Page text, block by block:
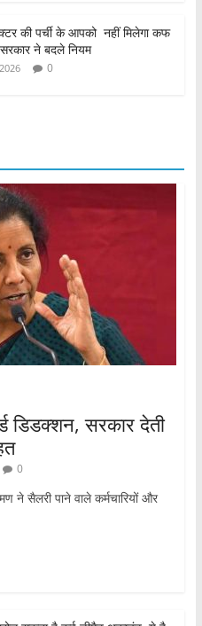
की पर्ची के आपको नहीं मिलेगा कफ
ने बदले नियम
0
डिडक्शन, सरकार देती
0
ने सैलरी पाने वाले कर्मचारियों और